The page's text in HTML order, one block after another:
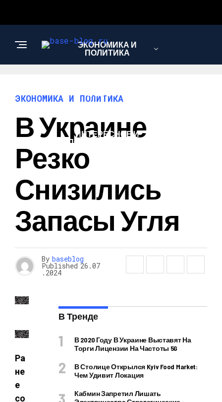
ЭКОНОМИКА И
ПОЛИТИКА
НОВОСТИ
ИНТЕРЕСНОЕ И
ПОЗНАВАТЕЛЬНОЕ
ЭКОНОМИКА И ПОЛИТИКА
В Украине
Резко
Снизились
Запасы Угля
By baseblog
Published 26.07
.2024
Ра
не
е
со
В Тренде
В 2020 Году В Украине Выставят На
Торги Лицензии На Частоты 5G
В Столице Открылся Kyiv Food Market:
Чем Удивит Локация
Кабмин Запретил Лишать